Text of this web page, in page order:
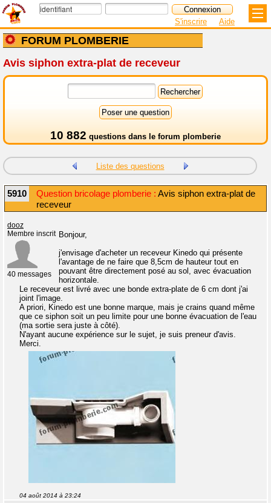
FORUM PLOMBERIE
S'inscrire Aide
Avis siphon extra-plat de receveur
10 882 questions dans le forum plomberie
Liste des questions
5910 Question bricolage plomberie : Avis siphon extra-plat de
receveur
dooz
Membre inscrit
40 messages
Bonjour,
j'envisage d'acheter un receveur Kinedo qui présente
l'avantage de ne faire que 8,5cm de hauteur tout en
pouvant être directement posé au sol, avec évacuation
horizontale.
Le receveur est livré avec une bonde extra-plate de 6 cm dont j'ai
joint l'image.
A priori, Kinedo est une bonne marque, mais je crains quand même
que ce siphon soit un peu limite pour une bonne évacuation de l'eau
(ma sortie sera juste à côté).
N'ayant aucune expérience sur le sujet, je suis preneur d'avis.
Merci.
04 août 2014 à 23:24